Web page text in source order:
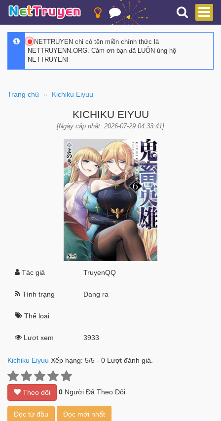
NETTRUYEN chỉ có tên miền chính thức là
NETTRUYENN.ORG. Cảm ơn bạn đã LUÔN ủng hộ
NETTRUYEN!
Trang chủ Kichiku Eiyuu
KICHIKU EIYUU
[Ngày cập nhật: 2026-07-29 04:33:41]
Tác giả TruyenQQ
Tình trạng Đang ra
Thể loại
Lượt xem 3933
Kichiku Eiyuu Xếp hạng: 5/5 - 0 Lượt đánh giá.
Theo dõi 0 Người Đã Theo Dõi
Đọc từ đầu Đọc mới nhất